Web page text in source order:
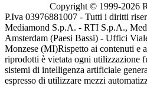
Copyright © 1999-2026
P.Iva 03976881007 - Tutti i diritti
Mediamond S.p.A. - RTI S.p.A.,
Amsterdam (Paesi Bassi) - Uffici
Monzese (MI)Rispetto ai contenuti e
riprodotti è vietata ogni utilizzazione
sistemi di intelligenza artificiale
espresso di utilizzare mezzi